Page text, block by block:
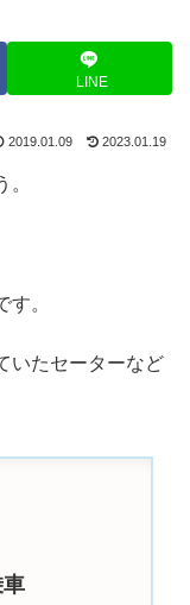
LINE
2019.01.09 2023.01.19
。
いたセーターなど